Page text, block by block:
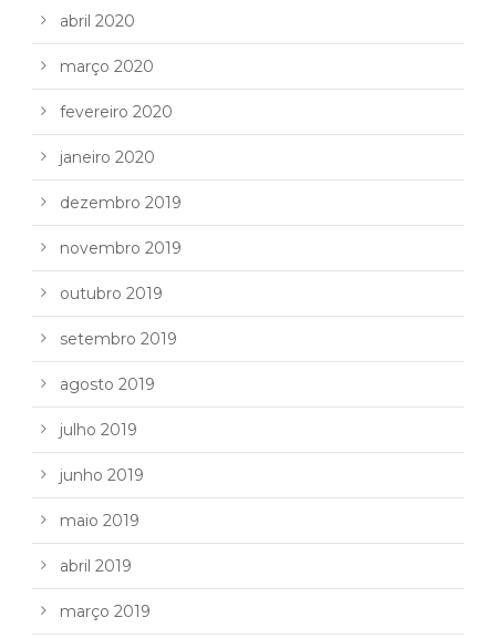
abril 2020
março 2020
fevereiro 2020
janeiro 2020
dezembro 2019
novembro 2019
outubro 2019
setembro 2019
agosto 2019
julho 2019
junho 2019
maio 2019
abril 2019
março 2019